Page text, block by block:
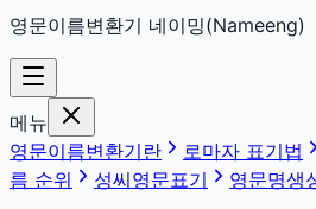
영문이름변환기 네이밍(Nameeng)
메뉴
영문이름변환기란
로마자 표기법
름 순위
성씨영문표기 영문명생